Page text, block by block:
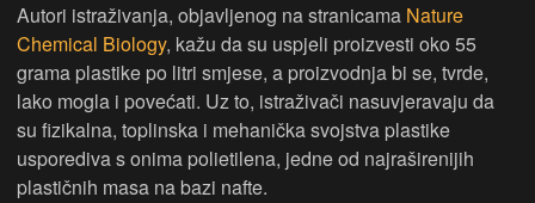
Autori istraživanja, objavljenog na stranicama Nature
Chemical Biology, kažu da su uspjeli proizvesti oko 55
grama plastike po litri smjese, a proizvodnja bi se, tvrde,
lako mogla i povećati. Uz to, istraživači nasuvjeravaju da
su fizikalna, toplinska i mehanička svojstva plastike
usporediva s onima polietilena, jedne od najraširenijih
plastičnih masa na bazi nafte.